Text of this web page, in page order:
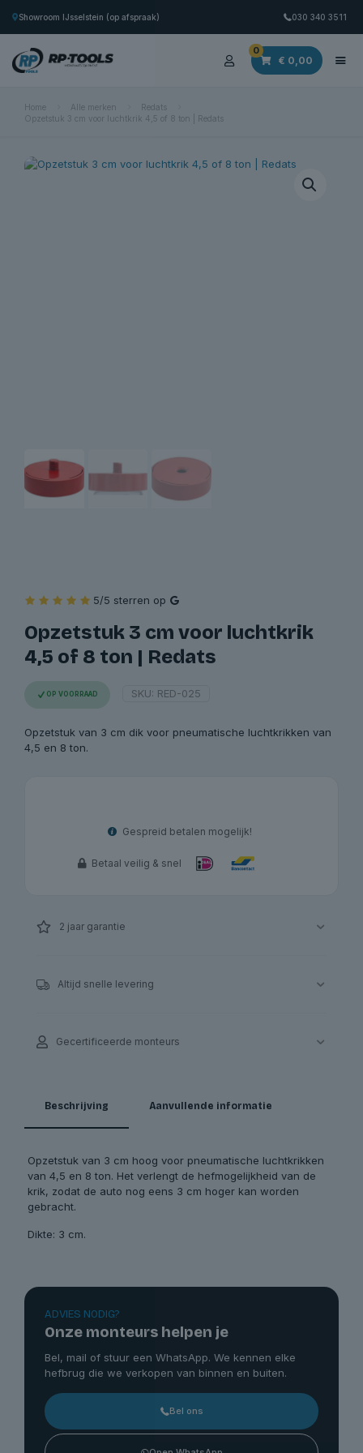
Showroom IJsselstein (op afspraak) 030 340 3511
0
€ 0,00
Home Alle merken
Redats
Opzetstuk 3 cm voor luchtkrik 4,5 of 8 ton | Redats
5/5 sterren op
Opzetstuk 3 cm voor luchtkrik
4,5 of 8 ton | Redats
OP VOORRAAD SKU: RED-025
Opzetstuk van 3 cm dik voor pneumatische luchtkrikken van
4,5 en 8 ton.
Gespreid betalen mogelijk!
Betaal veilig & snel
2 jaar garantie
Altijd snelle levering
Gecertificeerde monteurs
Beschrijving Aanvullende informatie
Opzetstuk van 3 cm hoog voor pneumatische luchtkrikken
van 4,5 en 8 ton. Het verlengt de hefmogelijkheid van de
krik, zodat de auto nog eens 3 cm hoger kan worden
gebracht.
Dikte: 3 cm.
ADVIES NODIG?
Onze monteurs helpen je
Bel, mail of stuur een WhatsApp. We kennen elke
hefbrug die we verkopen van binnen en buiten.
Bel ons